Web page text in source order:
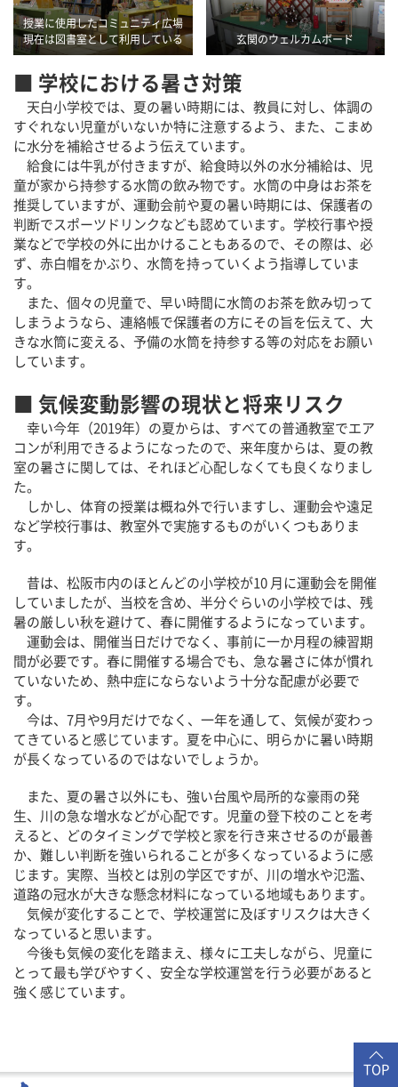
授業に使用したコミュニティ広場
現在は図書室として利用している
玄関のウェルカムボード
■ 学校における暑さ対策
天白小学校では、夏の暑い時期には、教員に対し、体調の
すぐれない児童がいないか特に注意するよう、また、こまめ
に水分を補給させるよう伝えています。
給食には牛乳が付きますが、給食時以外の水分補給は、児
童が家から持参する水筒の飲み物です。水筒の中身はお茶を
推奨していますが、運動会前や夏の暑い時期には、保護者の
判断でスポーツドリンクなども認めています。学校行事や授
業などで学校の外に出かけることもあるので、その際は、必
ず、赤白帽をかぶり、水筒を持っていくよう指導していま
す。
また、個々の児童で、早い時間に水筒のお茶を飲み切って
しまうようなら、連絡帳で保護者の方にその旨を伝えて、大
きな水筒に変える、予備の水筒を持参する等の対応をお願い
しています。
■ 気候変動影響の現状と将来リスク
幸い今年（2019年）の夏からは、すべての普通教室でエア
コンが利用できるようになったので、来年度からは、夏の教
室の暑さに関しては、それほど心配しなくても良くなりまし
た。
しかし、体育の授業は概ね外で行いますし、運動会や遠足
など学校行事は、教室外で実施するものがいくつもありま
す。
昔は、松阪市内のほとんどの小学校が10 月に運動会を開催
していましたが、当校を含め、半分ぐらいの小学校では、残
暑の厳しい秋を避けて、春に開催するようになっています。
運動会は、開催当日だけでなく、事前に一か月程の練習期
間が必要です。春に開催する場合でも、急な暑さに体が慣れ
ていないため、熱中症にならないよう十分な配慮が必要で
す。
今は、7月や9月だけでなく、一年を通して、気候が変わっ
てきていると感じています。夏を中心に、明らかに暑い時期
が長くなっているのではないでしょうか。
また、夏の暑さ以外にも、強い台風や局所的な豪雨の発
生、川の急な増水などが心配です。児童の登下校のことを考
えると、どのタイミングで学校と家を行き来させるのが最善
か、難しい判断を強いられることが多くなっているように感
じます。実際、当校とは別の学区ですが、川の増水や氾濫、
道路の冠水が大きな懸念材料になっている地域もあります。
気候が変化することで、学校運営に及ぼすリスクは大きく
なっていると思います。
今後も気候の変化を踏まえ、様々に工夫しながら、児童に
とって最も学びやすく、安全な学校運営を行う必要があると
強く感じています。
TOP